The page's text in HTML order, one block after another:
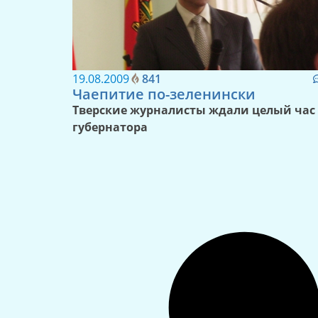
19.08.2009 841
Чаепитие по-зеленински
Тверские журналисты ждали целый час
губернатора